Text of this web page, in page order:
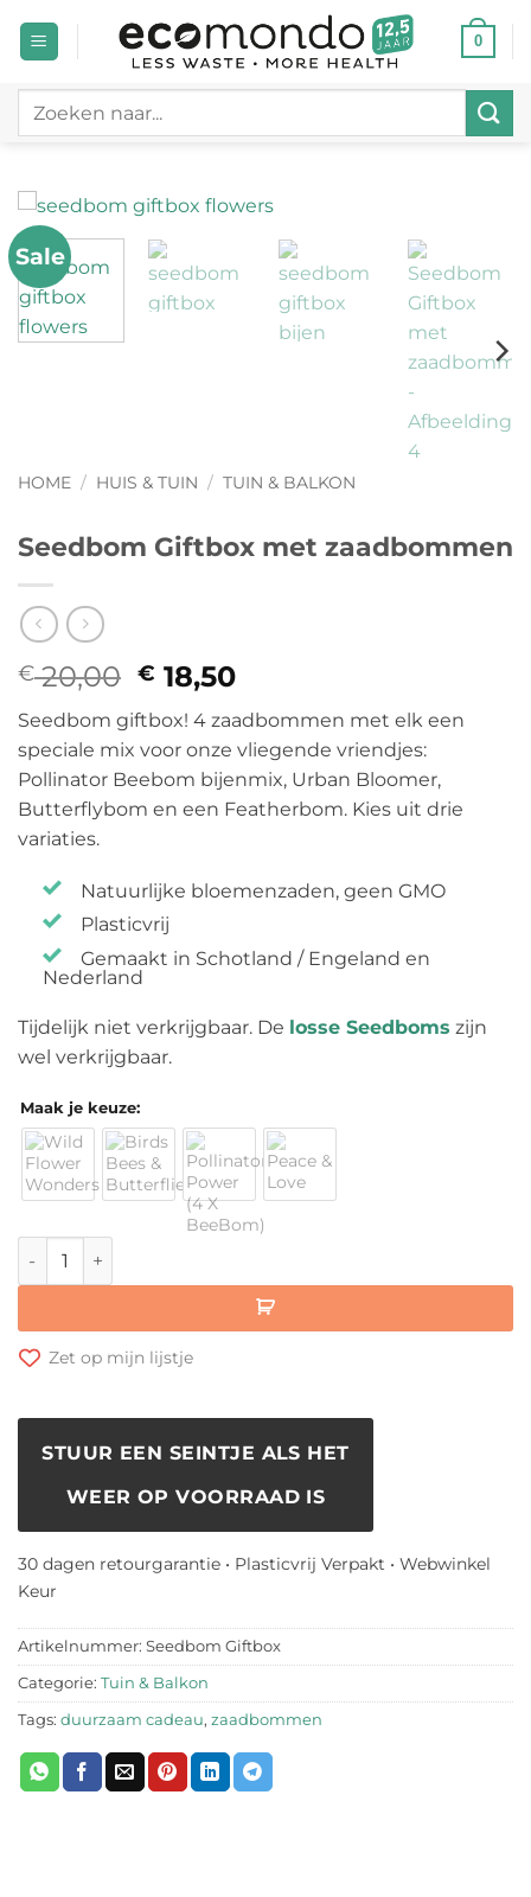
naar
0
Zoeken
Sale
HOME / HUIS & TUIN / TUIN & BALKON
Seedbom Giftbox met zaadbommen
€20,00 Oorspronkelijke
prijs
was:
€ 20,00.
€ 18,50
prijs
is:
€ 18,50.
Seedbom giftbox! 4 zaadbommen met elk een
speciale mix voor onze vliegende vriendjes:
Pollinator Beebom bijenmix, Urban Bloomer,
Butterflybom en een Featherbom. Kies uit drie
variaties.
Natuurlijke bloemenzaden, geen GMO
Plasticvrij
Gemaakt in Schotland / Engeland en
Nederland
Tijdelijk niet verkrijgbaar. De losse Seedboms zijn
wel verkrijgbaar.
Maak je keuze:
Seedbom Giftbox met zaadbommen aantal
Zet op mijn lijstje
STUUR EEN SEINTJE ALS HET
WEER OP VOORRAAD IS
30 dagen retourgarantie • Plasticvrij Verpakt • Webwinkel
Keur
Artikelnummer: Seedbom Giftbox
Categorie: Tuin & Balkon
Tags: duurzaam cadeau, zaadbommen